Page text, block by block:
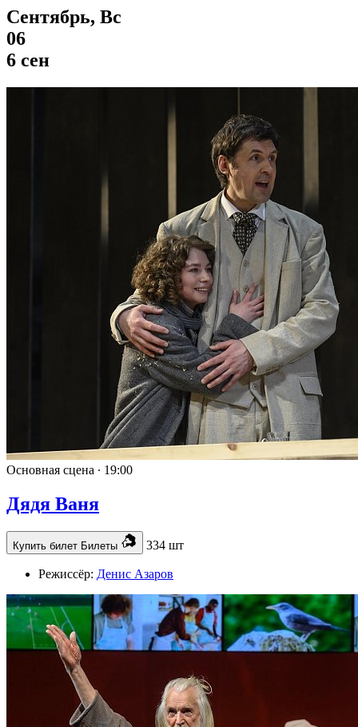
Сентябрь, Вс
06
6 сен
Основная сцена ∙ 19:00
Дядя Ваня
Купить билет Билеты 334 шт
Режиссёр: Денис Азаров